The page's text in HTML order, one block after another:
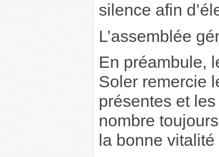
silence afin
L’assemblée
En préambule,
Soler remercie
présentes et
nombre
la bonne